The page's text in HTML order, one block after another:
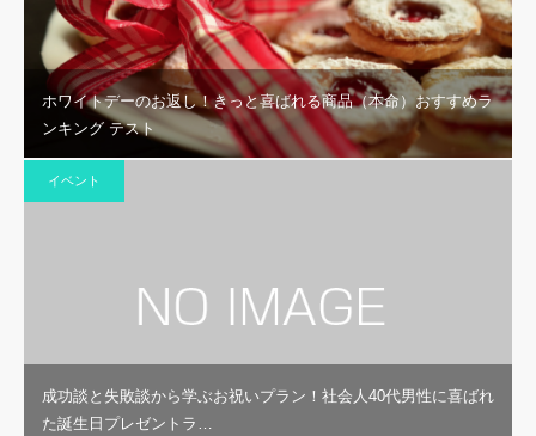
ホワイトデーのお返し！きっと喜ばれる商品（本命）おすすめラ
ンキング テスト
イベント
成功談と失敗談から学ぶお祝いプラン！社会人40代男性に喜ばれ
た誕生日プレゼントラ…